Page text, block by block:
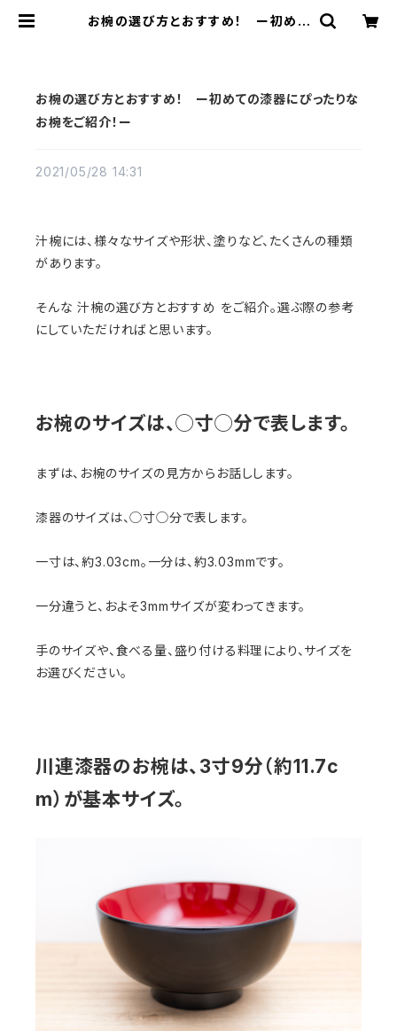
お椀の選び方とおすすめ！ ー初めて
お椀の選び方とおすすめ！ ー初めての漆器にぴったりな
お椀をご紹介！ー
2021/05/28 14:31
汁椀には、様々なサイズや形状、塗りなど、たくさんの種類
があります。
そんな 汁椀の選び方とおすすめ をご紹介。選ぶ際の参考
にしていただければと思います。
お椀のサイズは、◯寸◯分で表します。
まずは、お椀のサイズの見方からお話しします。
漆器のサイズは、◯寸◯分で表します。
一寸は、約3.03cm。一分は、約3.03mmです。
一分違うと、およそ3mmサイズが変わってきます。
手のサイズや、食べる量、盛り付ける料理により、サイズを
お選びください。
川連漆器のお椀は、3寸9分（約11.7c
m）が基本サイズ。